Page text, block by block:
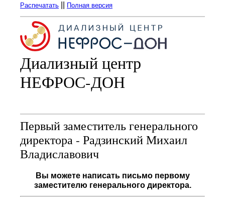
Распечатать Полная версия
Диализный центр
НЕФРОС-ДОН
Первый заместитель генерального
директора - Радзинский Михаил
Владиславович
Вы можете написать письмо первому
заместителю генерального директора.